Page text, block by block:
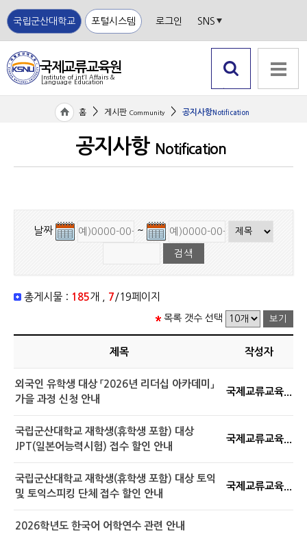
국립군산대학교 포털시스템 로그인 SNS
전체메뉴
국제교류교육원
Institute of int‘l Affairs &
Language Education
홈 > 게시판 Community > 공지사항Notification
공지사항 Notification
날짜 ~
총게시물 : 185 개 , 7 /19페이지
목록 갯수 선택
제목 작성자
외국인 유학생 대상 「2026년 리더십 아카데미」
가을 과정 신청 안내
국제교류교육...
국립군산대학교 재학생(휴학생 포함) 대상
JPT(일본어능력시험) 접수 할인 안내
국제교류교육...
국립군산대학교 재학생(휴학생 포함) 대상 토익
및 토익스피킹 단체 접수 할인 안내
국제교류교육...
2026학년도 한국어 어학연수 관련 안내